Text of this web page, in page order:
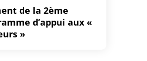
de la 2ème
d’appui aux «
»